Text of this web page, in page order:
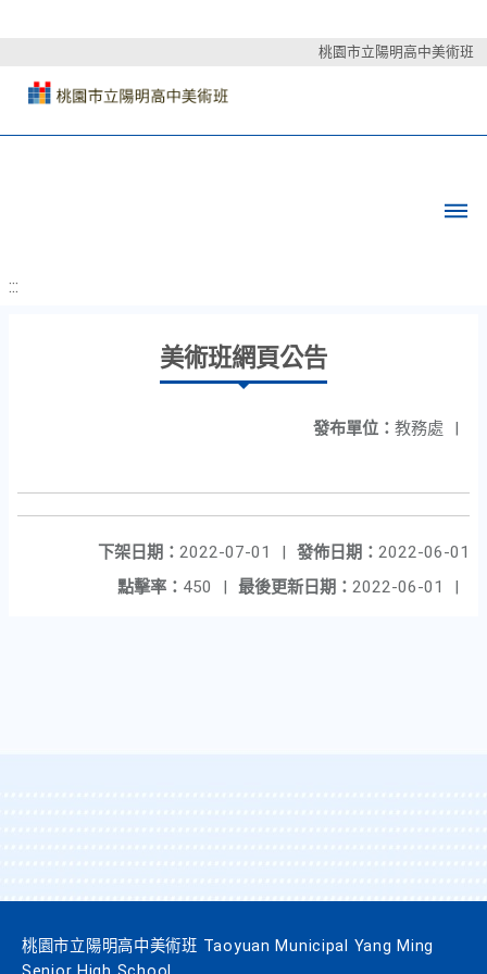
桃園市立陽明高中美術班
:::
美術班網頁公告
發布單位： 教務處 |
發佈日期： 2022-06-01
下架日期： 2022-07-01
|
最後更新日期： 2022-06-01 |
點擊率： 450 |
桃園市立陽明高中美術班 Taoyuan Municipal Yang Ming